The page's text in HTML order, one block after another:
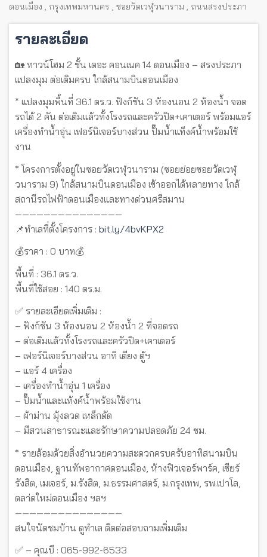
ดอนเมือง , กรุงเทพมหานคร , ซอยวัดเวฬุวนาราม , ถนนสรงประภา
รายละเอียด
🏡 ทาวน์โฮม 2 ชั้น เดอะ คอนเนค 14 ดอนเมือง – สรงประภา
แปลงมุม ต่อเติมครบ ใกล้สนามบินดอนเมือง
* แปลงมุมพื้นที่ 36.1 ตร.ว. ฟังก์ชัน 3 ห้องนอน 2 ห้องน้ำ จอด
รถได้ 2 คัน ต่อเติมแล้วทั้งโรงรถและครัวปิด+เคาเตอร์ พร้อมแอร์
เครื่องทำน้ำอุ่น เฟอร์นิเจอร์บางส่วน ปั๊มน้ำแท็งค์น้ำพร้อมใช้
งาน
* โครงการตั้งอยู่ในซอยวัดเวฬุวนาราม (ซอยย่อยซอยวัดเวฬุ
วนาราม 9) ใกล้สนามบินดอนเมือง เข้าออกได้หลายทาง ใกล้
สถานีรถไฟฟ้าดอนเมืองและทางด่วนศรีสมาน
———————————————
📌ทำเลที่ตั้งโครงการ : bit.ly/4bvKPX2
💰ราคา : 0 บาท💰
พื้นที่ : 36.1 ตร.ว.
พื้นที่ใช้สอย : 140 ตร.ม.
✅ รายละเอียดเพิ่มเติม :
– ฟังก์ชัน 3 ห้องนอน 2 ห้องน้ำ 2 ที่จอดรถ
– ต่อเติมแล้วทั้งโรงรถและครัวปิด+เคาเตอร์
– เฟอร์นิเจอร์บางส่วน อาทิ เตียง ตู้ฯ
– แอร์ 4 เครื่อง
– เครื่องทำน้ำอุ่น 1 เครื่อง
– ปั๊มน้ำและแท้งค์น้ำพร้อมใช้งาน
– ผ้าม่าน มุ้งลวด เหล็กดัด
– มีสวนสาธารณะและรักษาความปลอดภัย 24 ชม.
* รายล้อมด้วยสิ่งอำนวยความสะดวกครบครับอาทิสนามบิน
ดอนเมือง, ฐานทัพอากาศดอนเมือง, ห้างฟิวเจอร์พาร์ค, เซียร์
รังสิต, เมเจอร์, ม.รังสิต, ม.ธรรมศาสตร์, ม.กรุงเทพ, รพ.เปาโล,
ตลา่ดใหม่ดอนเมือง ฯลฯ
———————————————
สนใจนัดชมบ้าน ดูทำเล ติดต่อสอบถามเพิ่มเติม
✅ – คุณบี : 065-992-6533